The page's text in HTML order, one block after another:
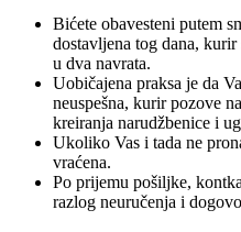
Bićete obavesteni putem
dostavljena tog dana,
u dva navrata.
Uobičajena praksa je da
neuspešna, kurir pozove
kreiranja narudžbenice i
Ukoliko Vas i tada ne
vraćena.
Po prijemu pošiljke,
razlog neuručenja i